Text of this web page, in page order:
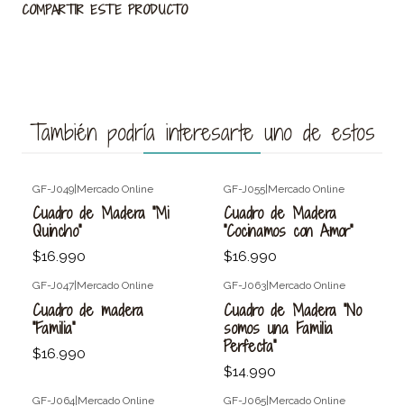
COMPARTIR ESTE PRODUCTO
También podría interesarte uno de estos
GF-J049 Mercado Online
Cuadro de Madera "Mi
Quincho"
$16.990
GF-J055 Mercado Online
Cuadro de Madera
"Cocinamos con Amor"
$16.990
GF-J047 Mercado Online
Cuadro de madera
"Familia"
$16.990
GF-J063 Mercado Online
Cuadro de Madera "No
somos una Familia
Perfecta"
$14.990
GF-J064|Mercado Online GF-J065|Mercado Online